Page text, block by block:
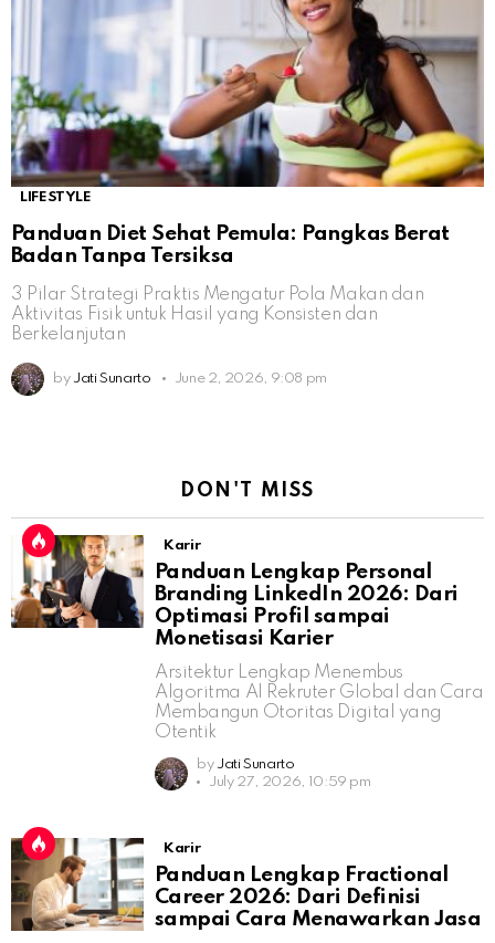
LIFESTYLE
Panduan Diet Sehat Pemula: Pangkas Berat
Badan Tanpa Tersiksa
3 Pilar Strategi Praktis Mengatur Pola Makan dan
Aktivitas Fisik untuk Hasil yang Konsisten dan
Berkelanjutan
by Jati Sunarto June 2, 2026, 9:08 pm
DON'T MISS
Karir
Panduan Lengkap Personal
Branding LinkedIn 2026: Dari
Optimasi Profil sampai
Monetisasi Karier
Arsitektur Lengkap Menembus
Algoritma AI Rekruter Global dan Cara
Membangun Otoritas Digital yang
Otentik
by Jati Sunarto
July 27, 2026, 10:59 pm
Karir
Panduan Lengkap Fractional
Career 2026: Dari Definisi
sampai Cara Menawarkan Jasa